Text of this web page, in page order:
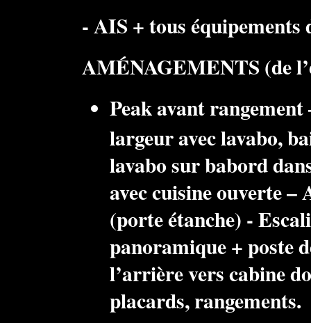
- AIS + tous équipements
AMÉNAGEMENTS (de
Peak avant
largeur avec lavabo,
lavabo sur babord
avec cuisine ouverte –
(porte étanche) -
panoramique + poste
l’arrière vers cabine
placards, rangements.